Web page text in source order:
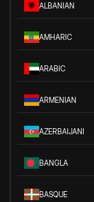
ALBANIAN
AMHARIC
ARABIC
ARMENIAN
AZERBAIJANI
BANGLA
BASQUE